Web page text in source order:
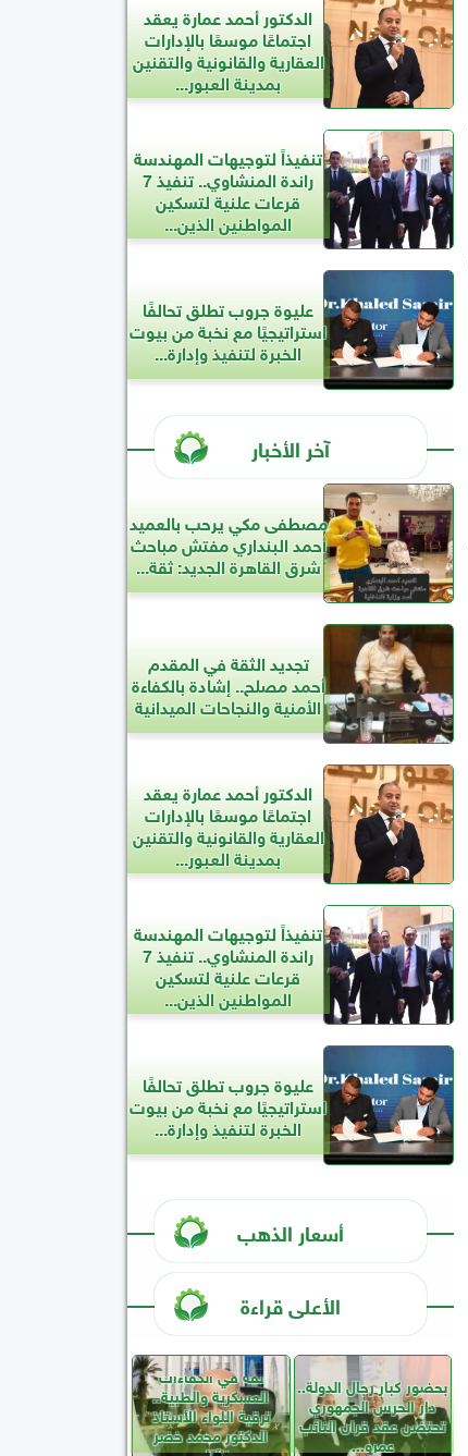
الدكتور أحمد عمارة يعقد
اجتماعًا موسعًا بالإدارات
العقارية والقانونية والتقنين
بمدينة العبور...
تنفيذاً لتوجيهات المهندسة
راندة المنشاوي.. تنفيذ 7
قرعات علنية لتسكين
المواطنين الذين...
عليوة جروب تطلق تحالفًا
استراتيجيًا مع نخبة من بيوت
الخبرة لتنفيذ وإدارة...
آخر الأخبار
مصطفى مكي يرحب بالعميد
أحمد البنداري مفتش مباحث
شرق القاهرة الجديد: ثقة...
تجديد الثقة في المقدم
أحمد مصلح.. إشادة بالكفاءة
الأمنية والنجاحات الميدانية
الدكتور أحمد عمارة يعقد
اجتماعًا موسعًا بالإدارات
العقارية والقانونية والتقنين
بمدينة العبور...
تنفيذاً لتوجيهات المهندسة
راندة المنشاوي.. تنفيذ 7
قرعات علنية لتسكين
المواطنين الذين...
عليوة جروب تطلق تحالفًا
استراتيجيًا مع نخبة من بيوت
الخبرة لتنفيذ وإدارة...
أسعار الذهب
الأعلى قراءة
بحضور كبار رجال الدولة..
دار الحرس الجمهوري
تحتضن عقد قران النائب
عمرو...
ثقة في الكفاءات
العسكرية والطبية..
ترقية اللواء الأستاذ
الدكتور محمد خضر